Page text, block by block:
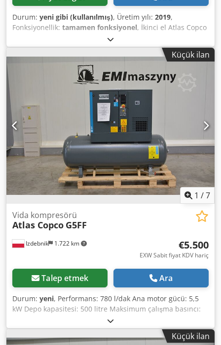
Durum: yeni gibi (kullanılmış), Üretim yılı: 2019,
Fonksiyonellik: tamamen fonksiyonel, İkinci el Atlas Copco
FX6 soğutmalı hava kurutucu 2,34 m³/dak 14 bar
Dodjzrtbispfx Ag Dokr İmalat yılı: 2019
Küçük ilan
1 /7
Izdebnik 1.722 km
Vida kompresörü
Atlas Copco G5FF
€5.500
EXW Sabit fiyat KDV hariç
Talep etmek Ara
Durum: yeni, Performans: 780 l/dak Ana motor gücü: 5,5
kW Depo kapasitesi: 500 litre Maksimum çalışma basıncı:
10,0 atm Dodpfozpxv Tjx Ag Dekr Entegre soğutucu
kurutucu Kompresörün çalışma parametrelerinin
elektronik ayarı CE normlarına uygundur Üretim yılı: 2025,
Küçük ilan